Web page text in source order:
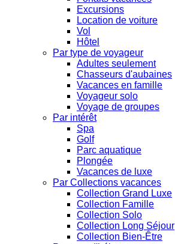
Excursions
Location de voiture
Vol
Hôtel
Par type de voyageur
Adultes seulement
Chasseurs d'aubaines
Vacances en famille
Voyageur solo
Voyage de groupes
Par intérêt
Spa
Golf
Parc aquatique
Plongée
Vacances de luxe
Par Collections vacances
Collection Grand Luxe
Collection Famille
Collection Solo
Collection Long Séjour
Collection Bien-Être